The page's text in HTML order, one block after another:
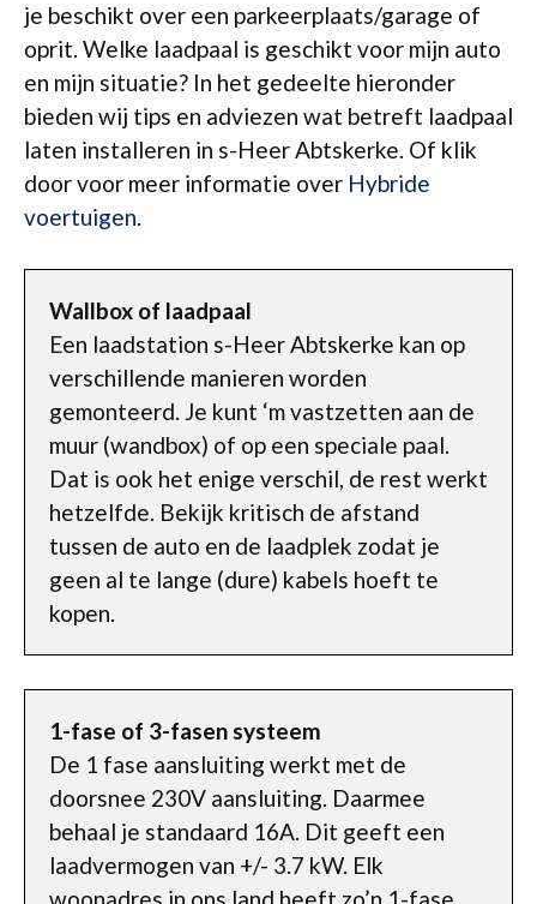
je beschikt over een parkeerplaats/garage of
oprit. Welke laadpaal is geschikt voor mijn auto
en mijn situatie? In het gedeelte hieronder
bieden wij tips en adviezen wat betreft laadpaal
laten installeren in s-Heer Abtskerke. Of klik
door voor meer informatie over Hybride
voertuigen.
Wallbox of laadpaal
Een laadstation s-Heer Abtskerke kan op
verschillende manieren worden
gemonteerd. Je kunt ‘m vastzetten aan de
muur (wandbox) of op een speciale paal.
Dat is ook het enige verschil, de rest werkt
hetzelfde. Bekijk kritisch de afstand
tussen de auto en de laadplek zodat je
geen al te lange (dure) kabels hoeft te
kopen.
1-fase of 3-fasen systeem
De 1 fase aansluiting werkt met de
doorsnee 230V aansluiting. Daarmee
behaal je standaard 16A. Dit geeft een
laadvermogen van +/- 3.7 kW. Elk